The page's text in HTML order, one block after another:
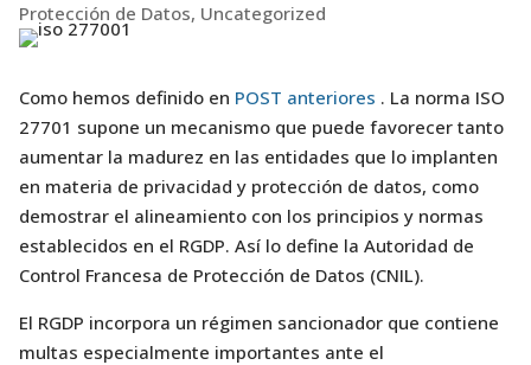
Protección de Datos, Uncategorized
Como hemos definido en POST anteriores . La norma ISO
27701 supone un mecanismo que puede favorecer tanto
aumentar la madurez en las entidades que lo implanten
en materia de privacidad y protección de datos, como
demostrar el alineamiento con los principios y normas
establecidos en el RGDP. Así lo define la Autoridad de
Control Francesa de Protección de Datos (CNIL).
El RGDP incorpora un régimen sancionador que contiene
multas especialmente importantes ante el